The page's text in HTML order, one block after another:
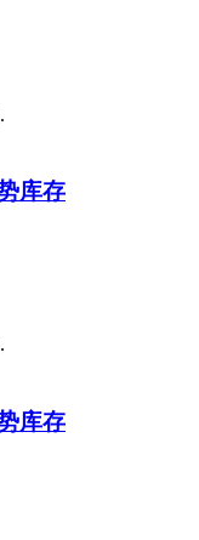
库存
库存